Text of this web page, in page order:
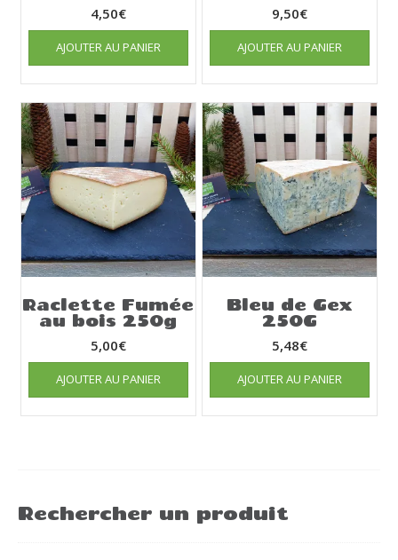
4,50€
AJOUTER AU PANIER
9,50€
AJOUTER AU PANIER
Raclette Fumée
au bois 250g
5,00€
AJOUTER AU PANIER
Bleu de Gex
250G
5,48€
AJOUTER AU PANIER
Rechercher un produit